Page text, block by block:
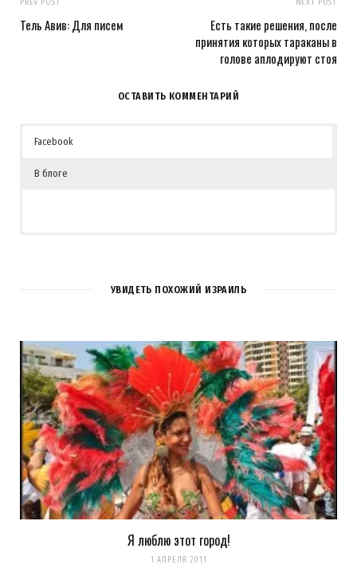
PREV POST
Тель Авив: Для писем
NEXT POST
Есть такие решения, после
принятия которых тараканы в
голове аплодируют стоя
ОСТАВИТЬ КОММЕНТАРИЙ
Facebook
В блоге
3КОММЕНТАРИЯ
rodion
15 ЛЕТ AGO
REPLY
Вот классно! И люди — улыбаются, за что и люблю Израиль. С
моим родным Челябинском очень сильный контраст.
Загрузка...
УВИДЕТЬ ПОХОЖИЙ ИЗРАИЛЬ
Я люблю этот город!
1 АПРЕЛЯ 2011